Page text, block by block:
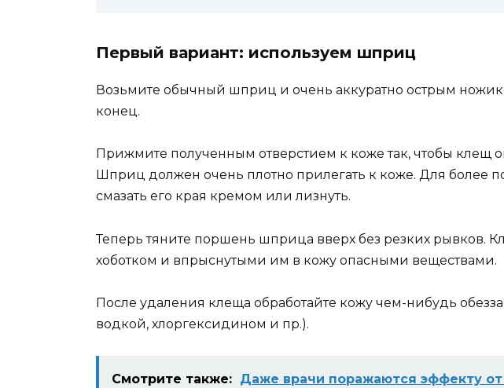
Первый вариант: используем шприц
Возьмите обычный шприц и очень аккуратно острым
конец.
Прижмите полученным отверстием к коже так, чтобы клещ
Шприц должен очень плотно прилегать к коже. Для более
смазать его края кремом или лизнуть.
Теперь тяните поршень шприца вверх без резких рывков.
хоботком и впрыснутыми им в кожу опасными веществами.
После удаления клеща обработайте кожу чем-нибудь
водкой, хлоргексидином и пр.).
Смотрите также: Даже врачи поражаются эффекту от